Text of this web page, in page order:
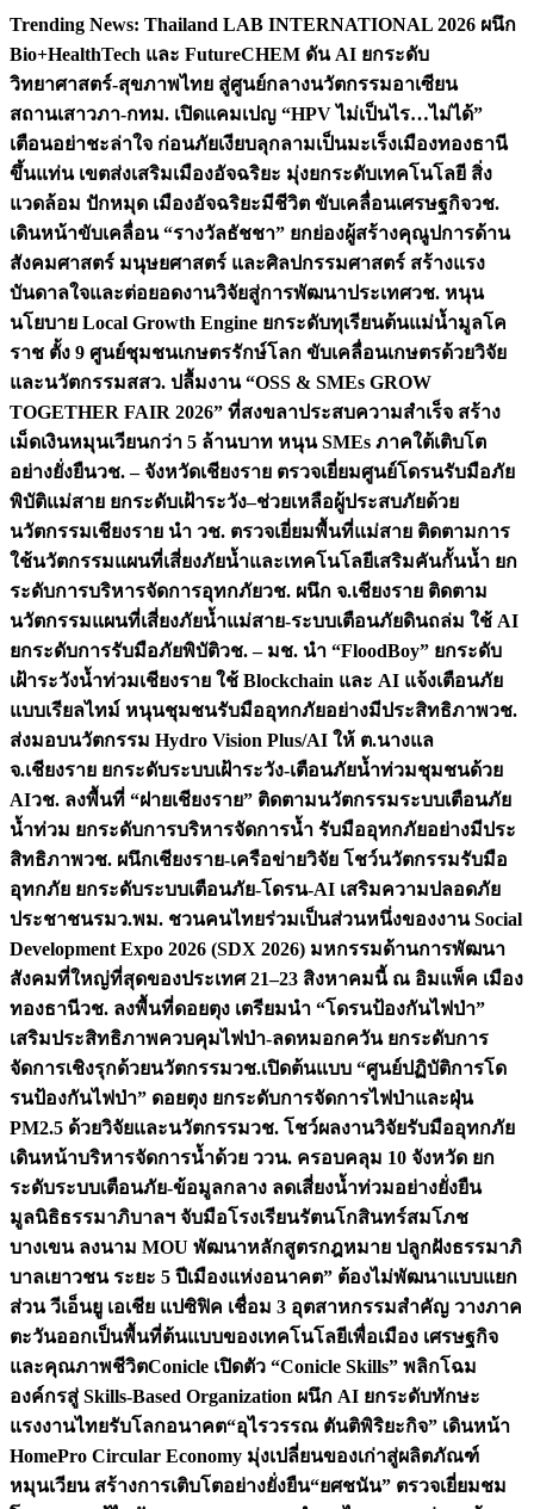
Skip
content
Trending News: Thailand LAB INTERNATIONAL 2026 ผนึก
Bio+HealthTech และ FutureCHEM ดัน AI ยกระดับ
วิทยาศาสตร์-สุขภาพไทย สู่ศูนย์กลางนวัตกรรมอาเซียน
สถานเสาวภา-กทม. เปิดแคมเปญ “HPV ไม่เป็นไร…ไม่ได้”
เตือนอย่าชะล่าใจ ก่อนภัยเงียบลุกลามเป็นมะเร็งเมืองทองธานี
ขึ้นแท่น เขตส่งเสริมเมืองอัจฉริยะ มุ่งยกระดับเทคโนโลยี สิ่ง
แวดล้อม ปักหมุด เมืองอัจฉริยะมีชีวิต ขับเคลื่อนเศรษฐกิจวช.
เดินหน้าขับเคลื่อน “รางวัลธัชชา” ยกย่องผู้สร้างคุณูปการด้าน
สังคมศาสตร์ มนุษยศาสตร์ และศิลปกรรมศาสตร์ สร้างแรง
บันดาลใจและต่อยอดงานวิจัยสู่การพัฒนาประเทศวช. หนุน
นโยบาย Local Growth Engine ยกระดับทุเรียนต้นแม่น้ำมูลโค
ราช ตั้ง 9 ศูนย์ชุมชนเกษตรรักษ์โลก ขับเคลื่อนเกษตรด้วยวิจัย
และนวัตกรรมสสว. ปลื้มงาน “OSS & SMEs GROW
TOGETHER FAIR 2026” ที่สงขลาประสบความสำเร็จ สร้าง
เม็ดเงินหมุนเวียนกว่า 5 ล้านบาท หนุน SMEs ภาคใต้เติบโต
อย่างยั่งยืนวช. – จังหวัดเชียงราย ตรวจเยี่ยมศูนย์โดรนรับมือภัย
พิบัติแม่สาย ยกระดับเฝ้าระวัง–ช่วยเหลือผู้ประสบภัยด้วย
นวัตกรรมเชียงราย นำ วช. ตรวจเยี่ยมพื้นที่แม่สาย ติดตามการ
ใช้นวัตกรรมแผนที่เสี่ยงภัยน้ำและเทคโนโลยีเสริมคันกั้นน้ำ ยก
ระดับการบริหารจัดการอุทกภัยวช. ผนึก จ.เชียงราย ติดตาม
นวัตกรรมแผนที่เสี่ยงภัยน้ำแม่สาย-ระบบเตือนภัยดินถล่ม ใช้ AI
ยกระดับการรับมือภัยพิบัติวช. – มช. นำ “FloodBoy” ยกระดับ
เฝ้าระวังน้ำท่วมเชียงราย ใช้ Blockchain และ AI แจ้งเตือนภัย
แบบเรียลไทม์ หนุนชุมชนรับมืออุทกภัยอย่างมีประสิทธิภาพวช.
ส่งมอบนวัตกรรม Hydro Vision Plus/AI ให้ ต.นางแล
จ.เชียงราย ยกระดับระบบเฝ้าระวัง-เตือนภัยน้ำท่วมชุมชนด้วย
AIวช. ลงพื้นที่ “ฝายเชียงราย” ติดตามนวัตกรรมระบบเตือนภัย
น้ำท่วม ยกระดับการบริหารจัดการน้ำ รับมืออุทกภัยอย่างมีประ
สิทธิภาพวช. ผนึกเชียงราย-เครือข่ายวิจัย โชว์นวัตกรรมรับมือ
อุทกภัย ยกระดับระบบเตือนภัย-โดรน-AI เสริมความปลอดภัย
ประชาชนรมว.พม. ชวนคนไทยร่วมเป็นส่วนหนึ่งของงาน Social
Development Expo 2026 (SDX 2026) มหกรรมด้านการพัฒนา
สังคมที่ใหญ่ที่สุดของประเทศ 21–23 สิงหาคมนี้ ณ อิมแพ็ค เมือง
ทองธานีวช. ลงพื้นที่ดอยตุง เตรียมนำ “โดรนป้องกันไฟป่า”
เสริมประสิทธิภาพควบคุมไฟป่า-ลดหมอกควัน ยกระดับการ
จัดการเชิงรุกด้วยนวัตกรรมวช.เปิดต้นแบบ “ศูนย์ปฏิบัติการโด
รนป้องกันไฟป่า” ดอยตุง ยกระดับการจัดการไฟป่าและฝุ่น
PM2.5 ด้วยวิจัยและนวัตกรรมวช. โชว์ผลงานวิจัยรับมืออุทกภัย
เดินหน้าบริหารจัดการน้ำด้วย ววน. ครอบคลุม 10 จังหวัด ยก
ระดับระบบเตือนภัย-ข้อมูลกลาง ลดเสี่ยงน้ำท่วมอย่างยั่งยืน
มูลนิธิธรรมาภิบาลฯ จับมือโรงเรียนรัตนโกสินทร์สมโภช
บางเขน ลงนาม MOU พัฒนาหลักสูตรกฎหมาย ปลูกฝังธรรมาภิ
บาลเยาวชน ระยะ 5 ปีเมืองแห่งอนาคต” ต้องไม่พัฒนาแบบแยก
ส่วน วีเอ็นยู เอเชีย แปซิฟิค เชื่อม 3 อุตสาหกรรมสำคัญ วางภาค
ตะวันออกเป็นพื้นที่ต้นแบบของเทคโนโลยีเพื่อเมือง เศรษฐกิจ
และคุณภาพชีวิตConicle เปิดตัว “Conicle Skills” พลิกโฉม
องค์กรสู่ Skills-Based Organization ผนึก AI ยกระดับทักษะ
แรงงานไทยรับโลกอนาคต“อุไรวรรณ ตันติพิริยะกิจ” เดินหน้า
HomePro Circular Economy มุ่งเปลี่ยนของเก่าสู่ผลิตภัณฑ์
หมุนเวียน สร้างการเติบโตอย่างยั่งยืน“ยศชนัน” ตรวจเยี่ยมชม